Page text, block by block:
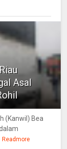
Asal
(Kanwil) Bea
Readmore